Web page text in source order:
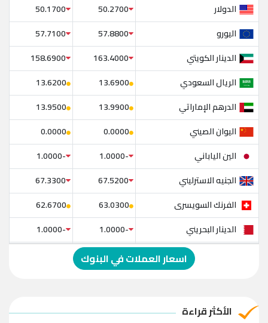
الدولار
50.2700
50.1700
اليورو
57.8800
57.7100
الدينار الكويتي
163.4000
158.6900
الريال السعودي
13.6900
13.6200
الدرهم الإماراتي
13.9900
13.9500
اليوان الصيني
0.0000
0.0000
الين الياباني
-1.0000
-1.0000
الجنيه الاسترليني
67.5200
67.3300
الفرنك السويسرى
63.0300
62.6700
الدينار البحريني
-1.0000
-1.0000
الدولار الإسترالي
-1.0000
الريال القطري
اسعار العملات في البنوك
الأكثر قراءة